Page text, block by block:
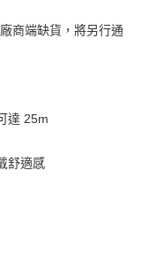
銀行
商業銀行
銀行
商業銀行
銀行
灣）商業銀行
商業銀行
銀行
銀行
商業銀行
銀行
21家銀行
銀行
商業銀行
銀行
銀行
商端缺貨，將另行通
達 25m
舒適感